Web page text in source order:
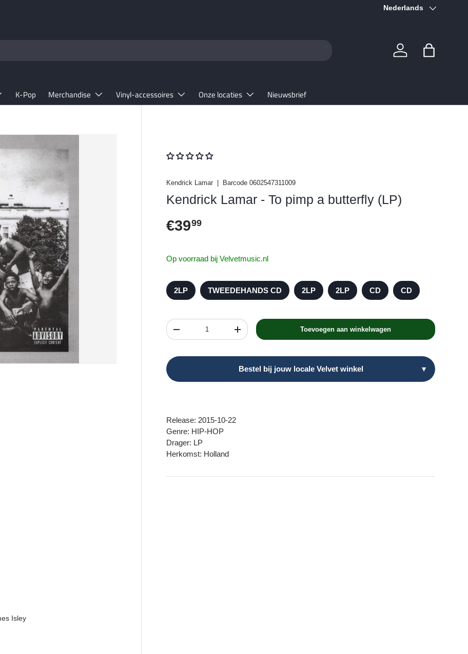
★★★★★ 4.6/5Google
Taal
Nederlands
InloggenTas
K-Pop Merchandise Vinyl-accessoires Onze locaties Nieuwsbrief
Kendrick Lamar Barcode 0602547311009
Kendrick Lamar - To pimp a butterfly (LP)
Reguliere prijs
€3999
Op voorraad bij Velvetmusic.nl
2LP TWEEDEHANDS CD 2LP 2LP CD CD
Aantal
Verlaag de hoeveelheidVerhoog de hoeveelheidToevoegen aan winkelwagen
Bestel bij jouw locale Velvet winkel ▾
Release: 2015-10-22
Genre: HIP-HOP
Drager: LP
Herkomst: Holland
Isley